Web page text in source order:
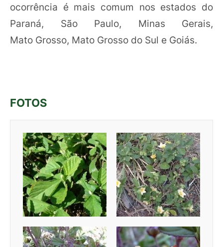
ocorrência é mais comum nos estados do
Paraná, São Paulo, Minas Gerais,
Mato Grosso, Mato Grosso do Sul e Goiás.
FOTOS